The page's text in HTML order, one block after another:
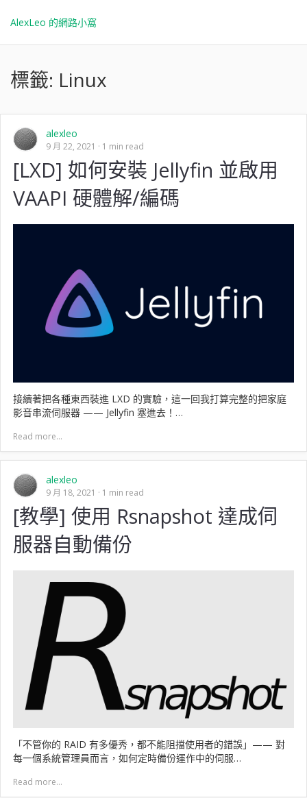
AlexLeo 的網路小窩
標籤: Linux
alexleo
9 月 22, 2021 1 min read
[LXD] 如何安裝 Jellyfin 並啟用
VAAPI 硬體解/編碼
接續著把各種東西裝進 LXD 的實驗，這一回我打算完整的把家庭
影音串流伺服器 —— Jellyfin 塞進去！…
Read more...
alexleo
9 月 18, 2021 1 min read
[教學] 使用 Rsnapshot 達成伺
服器自動備份
「不管你的 RAID 有多優秀，都不能阻擋使用者的錯誤」—— 對
每一個系統管理員而言，如何定時備份運作中的伺服…
Read more...